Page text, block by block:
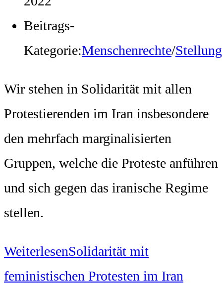
Beitrags-
Kategorie:Menschenrechte/
Wir stehen in Solidarität mit allen
Protestierenden im Iran insbesondere
den mehrfach marginalisierten
Gruppen, welche die Proteste anführen
und sich gegen das iranische Regime
stellen.
WeiterlesenSolidarität mit
feministischen Protesten im Iran